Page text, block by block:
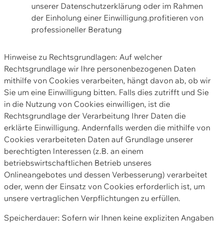
unserer Datenschutzerklärung oder im Rahmen
der Einholung einer Einwilligung.profitieren von
professioneller Beratung
Hinweise zu Rechtsgrundlagen: Auf welcher
Rechtsgrundlage wir Ihre personenbezogenen Daten
mithilfe von Cookies verarbeiten, hängt davon ab, ob wir
Sie um eine Einwilligung bitten. Falls dies zutrifft und Sie
in die Nutzung von Cookies einwilligen, ist die
Rechtsgrundlage der Verarbeitung Ihrer Daten die
erklärte Einwilligung. Andernfalls werden die mithilfe von
Cookies verarbeiteten Daten auf Grundlage unserer
berechtigten Interessen (z.B. an einem
betriebswirtschaftlichen Betrieb unseres
Onlineangebotes und dessen Verbesserung) verarbeitet
oder, wenn der Einsatz von Cookies erforderlich ist, um
unsere vertraglichen Verpflichtungen zu erfüllen.
Speicherdauer: Sofern wir Ihnen keine expliziten Angaben